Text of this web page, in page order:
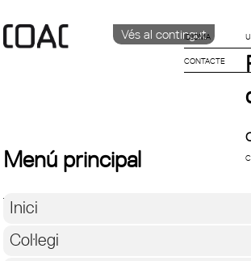
Vés al contingut
IDIOMA
CATALÀ
CONTACTE
Menú principal
Inici
Col·legi